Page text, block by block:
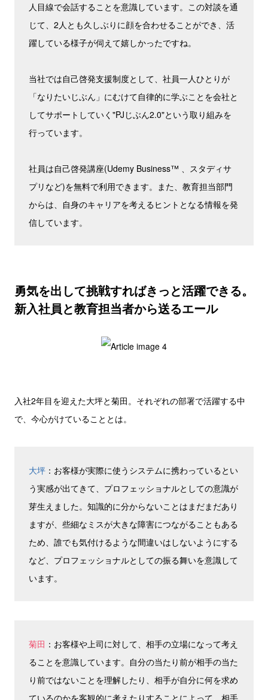
人目線で会話することを意識しています。この対談を通
じて、2人とも久しぶりに顔を合わせることができ、活
躍している様子が伺えて嬉しかったですね。
当社では自己啓発支援制度として、社員一人ひとりが
「なりたいじぶん」にむけて自律的に学ぶことを会社と
してサポートしていく"PJじぶん2.0"と いう取り組みを
行っています。
社員は自己啓発講座(Udemy Business™ 、スタディサ
プリなど)を無料で利用できます。また、教育担当部門
からは、自身のキャリアを考えるヒントとなる情報を発
信しています。
勇気を出して挑戦すればきっと活躍できる。
新入社員と教育担当者から送るエール
入社2年目を迎えた大坪と菊田。それぞれの部署で活躍する中
で、今心がけていることとは。
大坪 ：お客様が実際に使うシステムに携わっているとい
う実感が出てきて、プロフェッショナルとしての意識が
芽生えました。知識的に分からないことはまだまだあり
ますが、些細なミスが大きな障害につながることもある
ため、誰でも気付けるような間違いはしないようにする
など、プロフェッショナルとしての振る舞いを意識して
います。
菊田 ：お客様や上司に対して、相手の立場になって考え
ることを意識しています。自分の当たり前が相手の当た
り前ではないことを理解したり、相手が自分に何を求め
ているのかを客観的に考えたりすることによって、相手